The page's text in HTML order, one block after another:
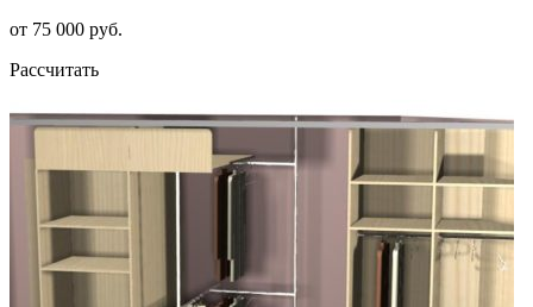
от 75 000 руб.
Рассчитать